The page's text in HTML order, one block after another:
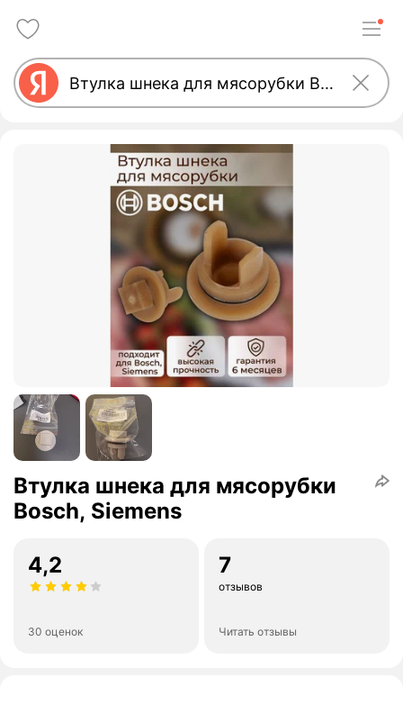
Втулка шнека для мясорубки
Bosch, Siemens
4,2
30 оценок
7
отзывов
Читать отзывы